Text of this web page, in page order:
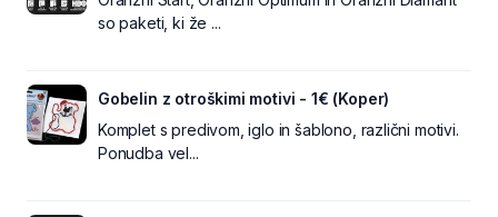
so paketi, ki že ...
Gobelin z otroškimi motivi - 1€ (Koper)
Komplet s predivom, iglo in šablono, različni motivi.
Ponudba vel...